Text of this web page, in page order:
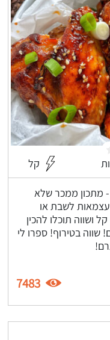
קל
- מתכון ממכר שלא
לשבת או
ושווה תוכלו להכין
שווה בטירוף! ספרו לי
7483